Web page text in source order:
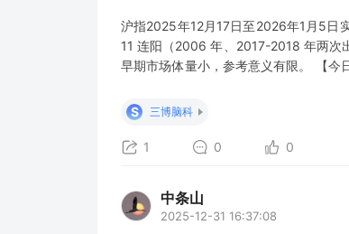
沪指2025年12月17日至2026年1月5日
11 连阳（2006 年、2017-2018 年两次
早期市场体量小，参考意义有限。 【今
十亿美元，成为Meta成立以来第三大收
S 三博脑科
1 0 0
中条山
2025-12-31 16:37:08